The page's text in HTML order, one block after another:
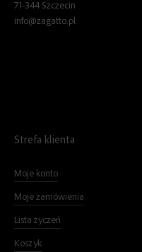
71-344 Szczecin
info@zagatto.pl
Strefa klienta
Moje konto
Moje zamówienia
Lista życzeń
Koszyk